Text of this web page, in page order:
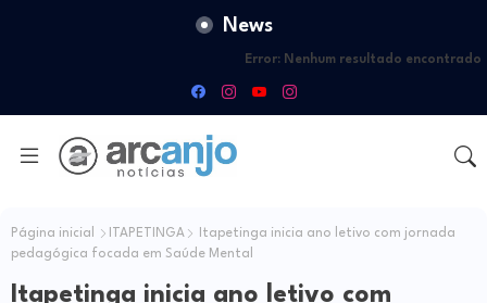
News
Error: Nenhum resultado encontrado
Página inicial ITAPETINGA
Itapetinga inicia ano letivo com jornada
pedagógica focada em Saúde Mental
Itapetinga inicia ano letivo com